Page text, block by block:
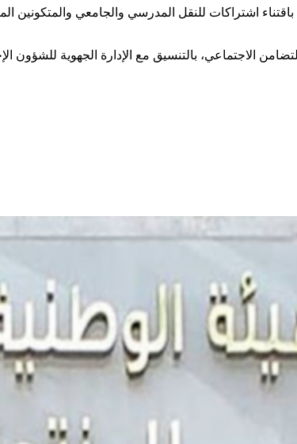
اشتراكات للنقل المدرسي والجامعي والمتكونين